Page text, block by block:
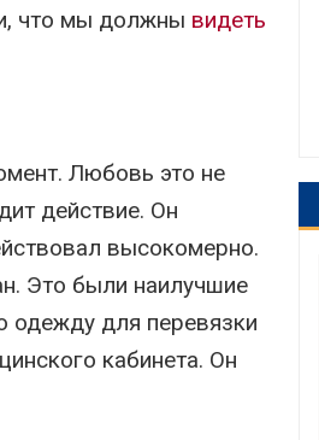
что мы должны видеть
Любовь это не
действие. Он
высокомерно.
Это были наилучшие
одежду для перевязки
кабинета. Он